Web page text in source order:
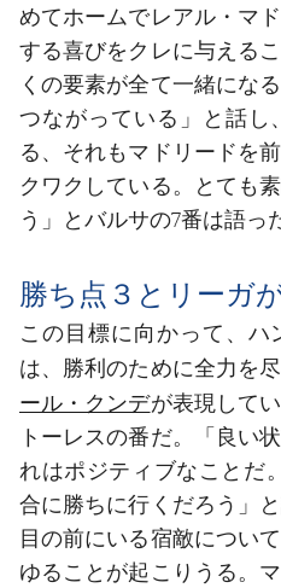
めてホームでレアル・マ
する喜びをクレに与える
くの要素が全て一緒にな
つながっている」と話し
る、それもマドリードを
クワクしている。とても
う」とバルサの7番は語っ
勝ち点３とリーガ
この目標に向かって、ハ
は、勝利のために全力を
ール・クンデが表現して
トーレスの番だ。「良い
れはポジティブなことだ
合に勝ちに行くだろう」
目の前にいる宿敵につい
ゆることが起こりうる。